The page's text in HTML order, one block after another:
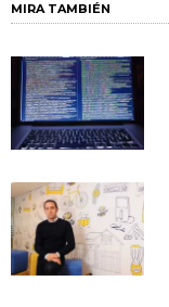
MIRA TAMBIÉN